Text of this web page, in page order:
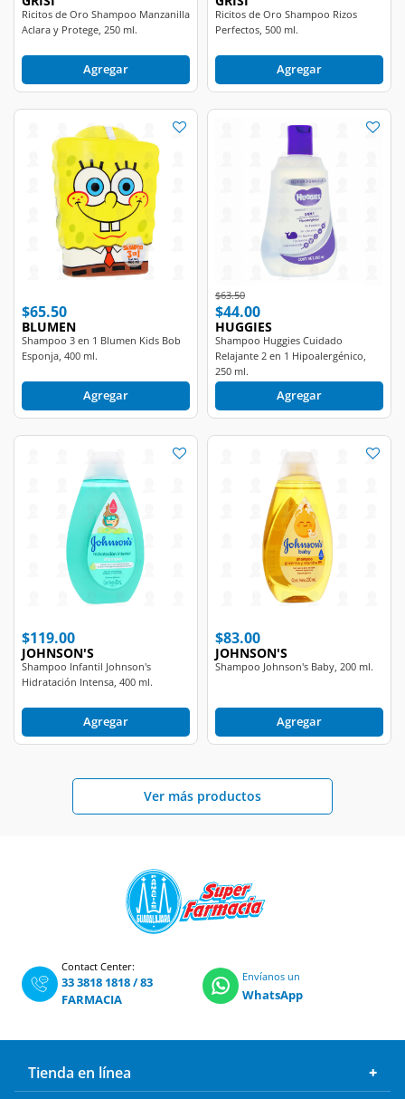
Ricitos de Oro Shampoo Manzanilla
Aclara y Protege, 250 ml.
Agregar
Ricitos de Oro Shampoo Rizos
Perfectos, 500 ml.
Agregar
$65.50
BLUMEN
Shampoo 3 en 1 Blumen Kids Bob
Esponja, 400 ml.
Agregar
Price reduced from
$63.50to
$44.00
HUGGIES
Shampoo Huggies Cuidado
Relajante 2 en 1 Hipoalergénico,
250 ml.
Agregar
$119.00
JOHNSON'S
Shampoo Infantil Johnson's
Hidratación Intensa, 400 ml.
Agregar
$83.00
JOHNSON'S
Shampoo Johnson's Baby, 200 ml.
Agregar
Ver más productos
Contact Center:
33 3818 1818/83
FARMACIA
Envíanos un
WhatsApp
Tienda en línea